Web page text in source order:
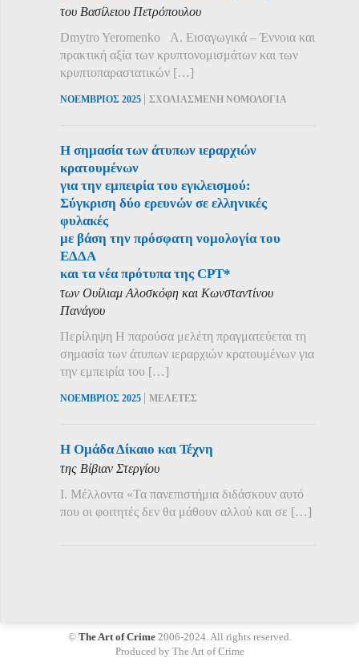
του Βασίλειου Πετρόπουλου
Dmytro Yeromenko Α. Εισαγωγικά – Έννοια και
πρακτική αξία των κρυπτονομισμάτων και των
κρυπτοπαραστατικών […]
ΝΟΕΜΒΡΙΟΣ 2025 | ΣΧΟΛΙΑΣΜΕΝΗ ΝΟΜΟΛΟΓΙΑ
Η σημασία των άτυπων ιεραρχιών
κρατουμένων
για την εμπειρία του εγκλεισμού:
Σύγκριση δύο ερευνών σε ελληνικές
φυλακές
με βάση την πρόσφατη νομολογία του
ΕΔΔΑ
και τα νέα πρότυπα της CPT*
των Ουίλιαμ Αλοσκόφη και Κωνσταντίνου
Πανάγου
Περίληψη Η παρούσα μελέτη πραγματεύεται τη
σημασία των άτυπων ιεραρχιών κρατουμένων για
την εμπειρία του […]
ΝΟΕΜΒΡΙΟΣ 2025 | ΜΕΛΕΤΕΣ
Η Ομάδα Δίκαιο και Τέχνη
της Βίβιαν Στεργίου
Ι. Μέλλοντα «Τα πανεπιστήμια διδάσκουν αυτό
που οι φοιτητές δεν θα μάθουν αλλού και σε […]
© The Art of Crime2006-2024. All rights reserved.
Produced by The Art of Crime